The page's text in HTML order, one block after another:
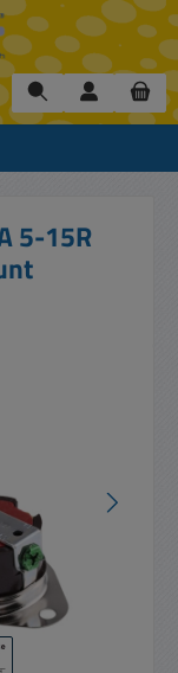
5-15R